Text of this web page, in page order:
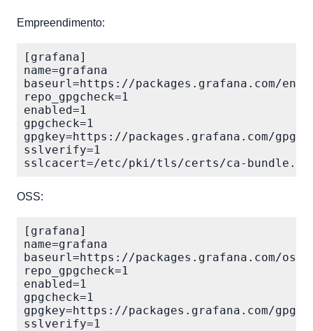
Empreendimento:
[grafana]
name=grafana
baseurl=https://packages.grafana.com/
repo_gpgcheck=1
enabled=1
gpgcheck=1
gpgkey=https://packages.grafana.com/
sslverify=1
OSS:
[grafana]
name=grafana
baseurl=https://packages.grafana.com/oss/
repo_gpgcheck=1
enabled=1
gpgcheck=1
gpgkey=https://packages.grafana.com/
sslverify=1